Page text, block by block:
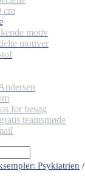
cm
motiv
motiver
for besøg
teamsmøde
Psykiatrien /